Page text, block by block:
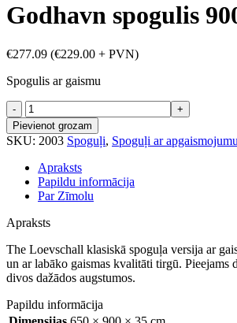
Godhavn spogulis
€277.09 (€229.00 + PVN)
Spogulis ar gaismu
Godhavn
spogulis
900x650mm
daudzums
Pievienot grozam
SKU: 2003 Spoguļi, Spoguļi ar apgaismojumu
Apraksts
Papildu informācija
Par Zīmolu
Apraksts
The Loevschall klasiskā spoguļa versija ar
un ar labāko gaismas kvalitāti tirgū. Pieejams
divos dažādos augstumos.
Papildu informācija